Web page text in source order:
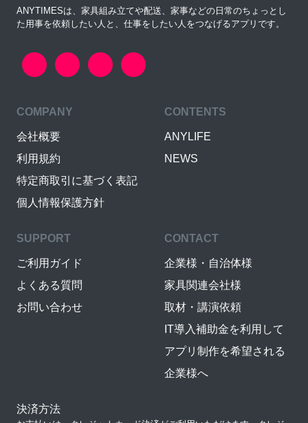
ANYTIMESは、家具組み立てや配送、家事などの日常のちょっとし
た用事を依頼したい人と、仕事をしたい人をつなげるアプリです。
COMPANY
会社概要
利用規約
特定商取引に基づく表記
個人情報保護方針
CONTENTS
ANYLIFE
NEWS
SUPPORT
ご利用ガイド
よくある質問
お問い合わせ
CONTACT
企業様・自治体様
家具関連会社様
取材・講演依頼
IT導入補助金を利用して
アプリ制作を希望される
企業様へ
決済方法